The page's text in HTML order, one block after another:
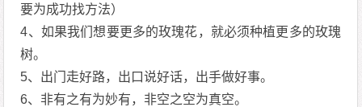
要为成功找方法）
4、如果我们想要更多的玫瑰花，就必须种植更多的玫瑰
树。
5、出门走好路，出口说好话，出手做好事。
6、非有之有为妙有，非空之空为真空。